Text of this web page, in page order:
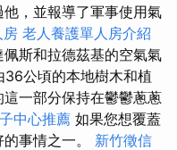
，並報導了軍事使用氣
房 老人養護單人房介紹
斯和拉德茲基的空氣氣
公頃的本地樹木和植
一部分保持在鬱鬱蔥蔥
中心推薦 如果您想覆蓋
事情之一。 新竹徵信